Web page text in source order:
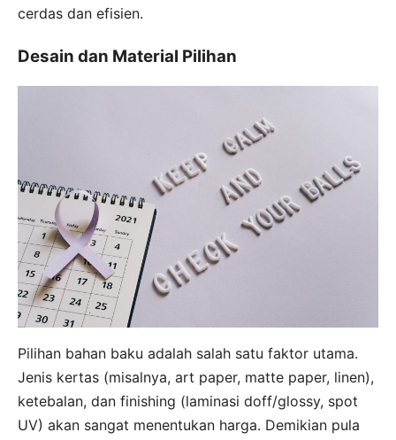
cerdas dan efisien.
Desain dan Material Pilihan
Pilihan bahan baku adalah salah satu faktor utama.
Jenis kertas (misalnya, art paper, matte paper, linen),
ketebalan, dan finishing (laminasi doff/glossy, spot
UV) akan sangat menentukan harga. Demikian pula